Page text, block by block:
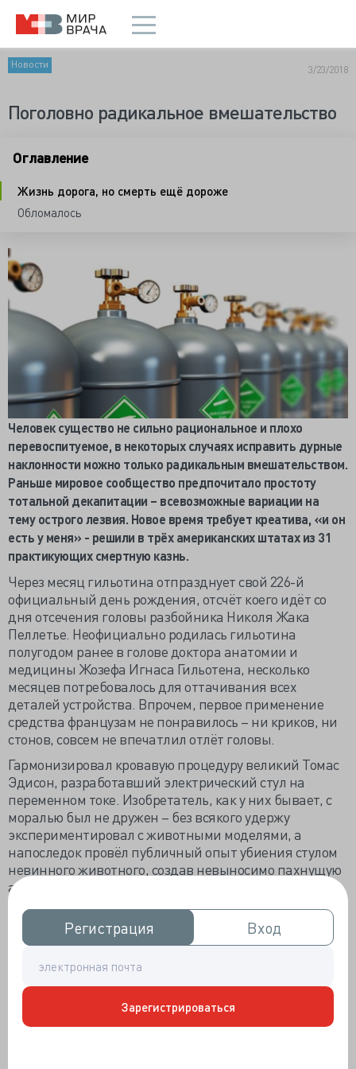
Регистрация
Регистрация Вход
Вход
Зарегистрироваться
Новости 3/23/2018
Поголовно радикальное вмешательство
Оглавление
Жизнь дорога, но смерть ещё дороже
Обломалось
Человек существо не сильно рациональное и плохо
перевоспитуемое, в некоторых случаях исправить дурные
наклонности можно только радикальным вмешательством.
Раньше мировое сообщество предпочитало простоту
тотальной декапитации – всевозможные вариации на
тему острого лезвия. Новое время требует креатива, «и он
есть у меня» - решили в трёх американских штатах из 31
практикующих смертную казнь.
Через месяц гильотина отпразднует свой 226-й
официальный день рождения, отсчёт коего идёт со
дня отсечения головы разбойника Николя Жака
Пеллетье. Неофициально родилась гильотина
полугодом ранее в голове доктора анатомии и
медицины Жозефа Игнаса Гильотена, несколько
месяцев потребовалось для оттачивания всех
деталей устройства. Впрочем, первое применение
средства французам не понравилось – ни криков, ни
стонов, совсем не впечатлил отлёт головы.
Гармонизировал кровавую процедуру великий Томас
Эдисон, разработавший электрический стул на
переменном токе. Изобретатель, как у них бывает, с
моралью был не дружен – без всякого удержу
экспериментировал с животными моделями, а
напоследок провёл публичный опыт убиения стулом
невинного животного, создав невыносимо пахнущую
атмосферу, что опустило рейтинг электрического
стула.
Множество рационализаторов мелкого пошиба
пыталось усовершенствовать детище Эдисона, чтобы
убивало быстрее и безболезненнее, всё-таки
наблюдающие смертную казнь родственники и
почётные граждане Америки должны получать
позитивные эмоции, а им приходится наблюдать